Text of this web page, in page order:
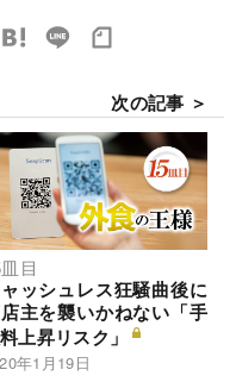
次の記事 ＞
目
ッシュレス狂騒曲後に
主を襲いかねない「手
上昇リスク」
年1月19日